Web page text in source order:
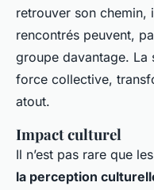
retrouver son chemin,
rencontrés peuvent,
groupe davantage. La
force collective,
atout.
Impact culturel
Il n’est pas rare que
la perception